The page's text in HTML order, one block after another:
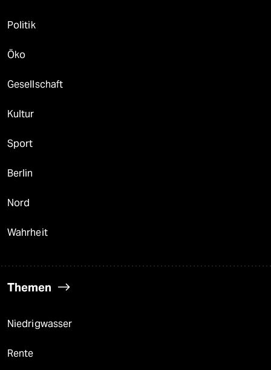
Politik
Öko
Gesellschaft
Kultur
Sport
Berlin
Nord
Wahrheit
Themen
Niedrigwasser
Rente